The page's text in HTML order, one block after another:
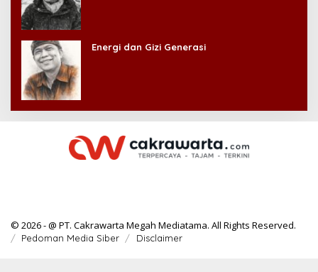
Energi dan Gizi Generasi
© 2026 - @ PT. Cakrawarta Megah Mediatama. All Rights Reserved.
Pedoman Media Siber Disclaimer